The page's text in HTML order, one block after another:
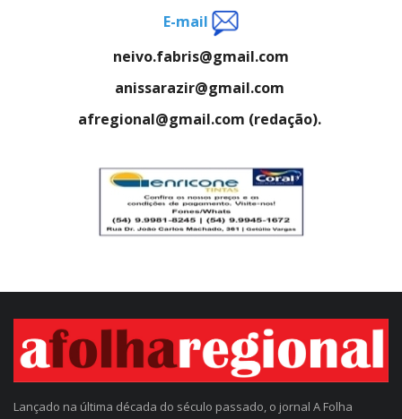
E-mail
neivo.fabris@gmail.com
anissarazir@gmail.com
afregional@gmail.com (redação).
Lançado na última década do século passado, o jornal A Folha